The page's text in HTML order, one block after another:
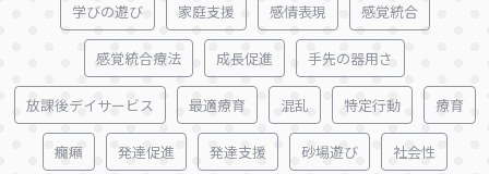
学びの遊び 家庭支援 感情表現 感覚統合
感覚統合療法 成長促進 手先の器用さ
放課後デイサービス 最適療育 混乱 特定行動 療育
癇癪 発達促進 発達支援 砂場遊び 社会性